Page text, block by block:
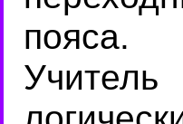
пояса.